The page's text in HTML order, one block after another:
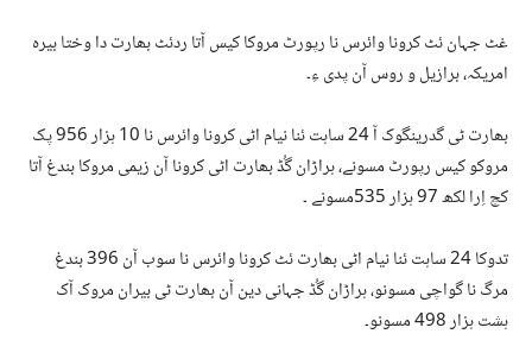
‎غٹ جہان ئٹ کرونا وائرس نا رپورٹ مروکا کیس آتا ردئٹ بھارت دا وختا بیرہ
امریکہ، برازیل و روس آن پدی ءِ۔
‎بھارت ٹی گدرینگوک آ 24 ساہت ئنا نیام اٹی کرونا وائرس نا 10 ہزار 956 پک
مروکو کیس رپورٹ مسونے، ہراڑان گُڈ بھارت اٹی کرونا آن زیمی مروکا بندغ آتا
کچ اِرا لکھ 97 ہزار 535مسونے ۔
‎تدوکا 24 ساہت ئنا نیام اٹی بھارت ئٹ کرونا وائرس نا سوب آن 396 بندغ
مرگ نا گواچی مسونو، ہراڑان گُڈ جہانی دین آن بھارت ٹی بیران مروک آک
ہشت ہزار 498 مسونو۔